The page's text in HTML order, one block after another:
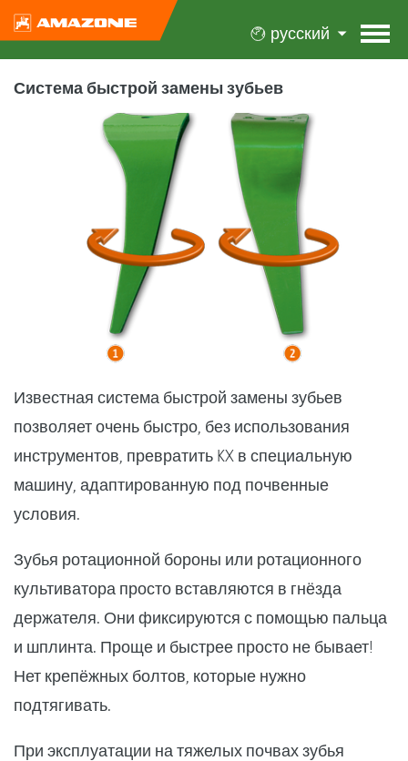
русский
Система быстрой замены зубьев
Известная система быстрой замены зубьев
позволяет очень быстро, без использования
инструментов, превратить KX в специальную
машину, адаптированную под почвенные
условия.
Зубья ротационной бороны или ротационного
культиватора просто вставляются в гнёзда
держателя. Они фиксируются с помощью пальца
и шплинта. Проще и быстрее просто не бывает!
Нет крепёжных болтов, которые нужно
подтягивать.
При эксплуатации на тяжелых почвах зубья